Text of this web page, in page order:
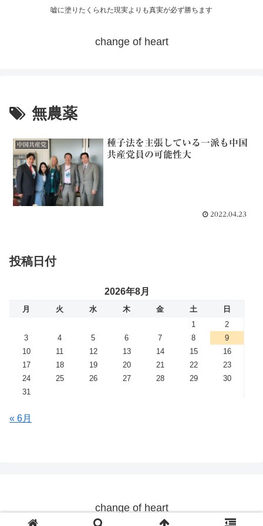
嘘に塗りたくられた現実よりも真実が必ず勝ちます
change of heart
無農薬
中国共産党
種子法を主張している一派も中国
共産党員の可能性大
2022.04.23
投稿日付
2026年8月
月 火 水 木 金 土
日
1
2
3
4 5 6 7 8
9
10
11 12 13 14 15
16
17
18 19 20 21 22
23
24
25 26 27 28 29
30
31
« 6月
change of heart